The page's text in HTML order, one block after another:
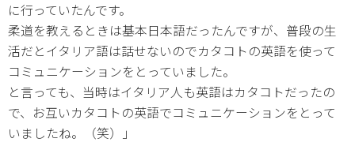
に行っていたんです。
柔道を教えるときは基本日本語だったんですが、普段の生
活だとイタリア語は話せないのでカタコトの英語を使って
コミュニケーションをとっていました。
と言っても、当時はイタリア人も英語はカタコトだったの
で、お互いカタコトの英語でコミュニケーションをとって
いましたね。（笑）」